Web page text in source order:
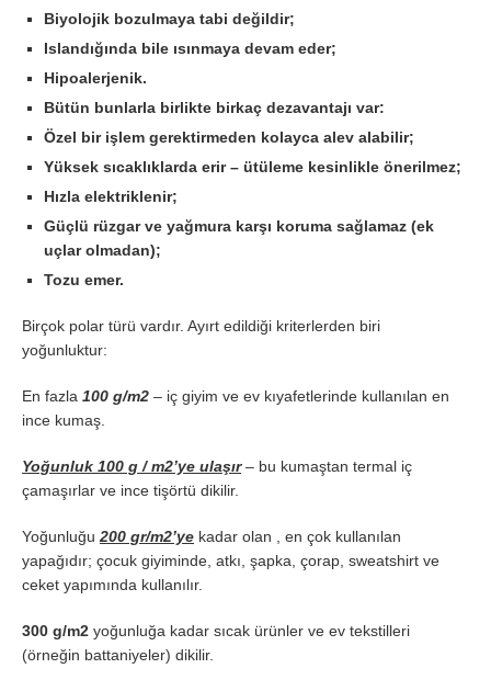
Biyolojik bozulmaya tabi değildir;
Islandığında bile ısınmaya devam eder;
Hipoalerjenik.
Bütün bunlarla birlikte birkaç dezavantajı var:
Özel bir işlem gerektirmeden kolayca alev alabilir;
Yüksek sıcaklıklarda erir – ütüleme kesinlikle önerilmez;
Hızla elektriklenir;
Güçlü rüzgar ve yağmura karşı koruma sağlamaz (ek
uçlar olmadan);
Tozu emer.
Birçok polar türü vardır. Ayırt edildiği kriterlerden biri
yoğunluktur:
En fazla 100 g/m2 – iç giyim ve ev kıyafetlerinde kullanılan en
ince kumaş.
Yoğunluk 100 g / m2’ye ulaşır– bu kumaştan termal iç
çamaşırlar ve ince tişörtü dikilir.
Yoğunluğu200 gr/m2’ye kadar olan , en çok kullanılan
yapağıdır; çocuk giyiminde, atkı, şapka, çorap, sweatshirt ve
ceket yapımında kullanılır.
300 g/m2 yoğunluğa kadar sıcak ürünler ve ev tekstilleri
(örneğin battaniyeler) dikilir.